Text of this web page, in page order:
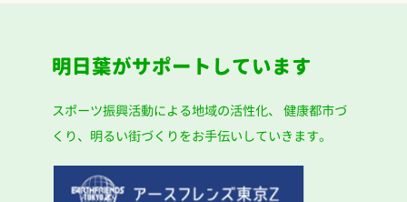
明日葉がサポートしています
スポーツ振興活動による地域の活性化、 健康都市づ
くり、明るい街づくりをお手伝いしていきます。